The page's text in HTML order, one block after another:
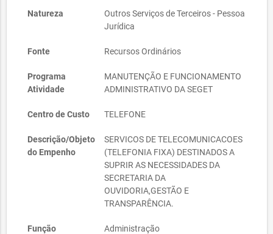
Natureza
Outros Serviços de Terceiros - Pessoa
Jurídica
Fonte Recursos Ordinários
Programa
Atividade
MANUTENÇÃO E FUNCIONAMENTO
ADMINISTRATIVO DA SEGET
Centro de Custo TELEFONE
Descrição/Objeto
do Empenho
SERVICOS DE TELECOMUNICACOES
(TELEFONIA FIXA) DESTINADOS A
SUPRIR AS NECESSIDADES DA
SECRETARIA DA
OUVIDORIA,GESTÃO E
TRANSPARÊNCIA.
Função Administração